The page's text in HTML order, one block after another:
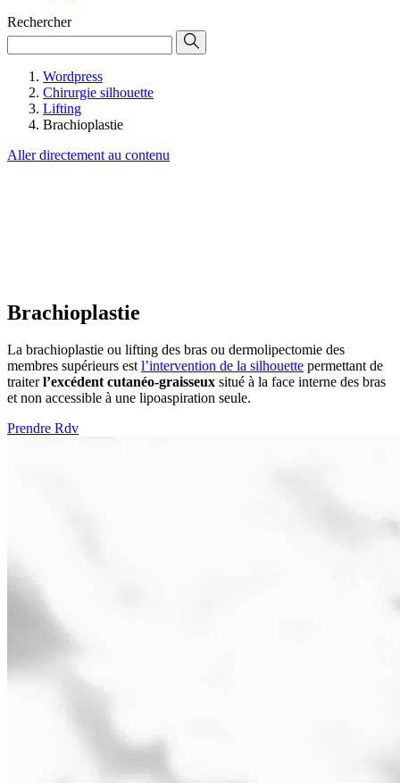
Rechercher
Wordpress
Chirurgie silhouette
Lifting
Brachioplastie
Aller directement au contenu
Brachioplastie
La brachioplastie ou lifting des bras ou dermolipectomie des
membres supérieurs estl’intervention de la silhouette permettant de
traiterl’excédent cutanéo-graisseux situé à la face interne des bras
et non accessible à une lipoaspiration seule.
Prendre Rdv